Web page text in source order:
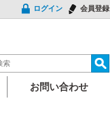
ログイン 会員登録
お問い合わせ